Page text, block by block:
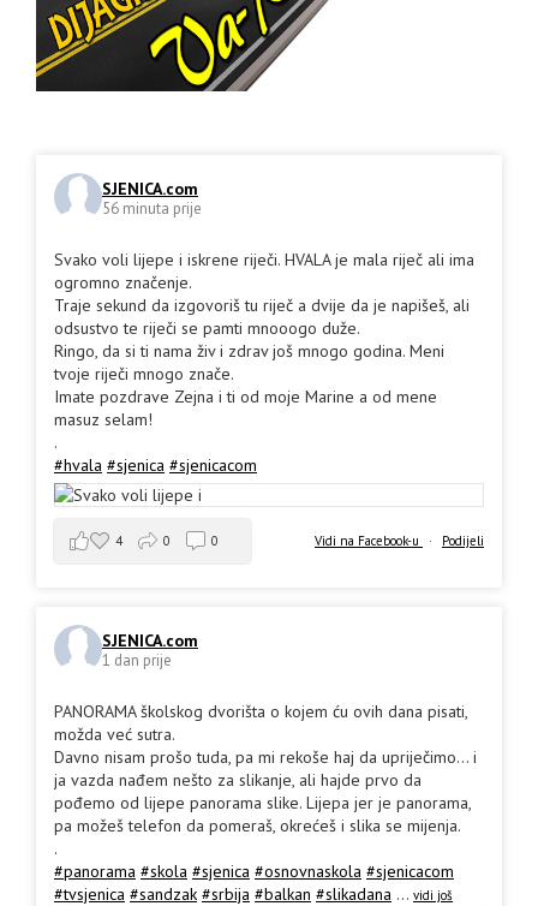
SJENICA.com
56 minuta prije
Svako voli lijepe i iskrene riječi. HVALA je mala riječ ali ima
ogromno značenje.
Traje sekund da izgovoriš tu riječ a dvije da je napišeš, ali
odsustvo te riječi se pamti mnooogo duže.
Ringo, da si ti nama živ i zdrav još mnogo godina. Meni
tvoje riječi mnogo znače.
Imate pozdrave Zejna i ti od moje Marine a od mene
masuz selam!
.
#hvala #sjenica #sjenicacom
Vidi na Facebook-u · Podijeli
4 0 0
SJENICA.com
1 dan prije
PANORAMA školskog dvorišta o kojem ću ovih dana pisati,
možda već sutra.
Davno nisam prošo tuda, pa mi rekoše haj da upriječimo... i
ja vazda nađem nešto za slikanje, ali hajde prvo da
pođemo od lijepe panorama slike. Lijepa jer je panorama,
pa možeš telefon da pomeraš, okrećeš i slika se mijenja.
.
#panorama #skola #sjenica #osnovnaskola #sjenicacom
#tvsjenica #sandzak #srbija #balkan #slikadana ... vidi još